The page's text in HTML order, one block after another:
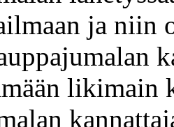
ja niin
likimain